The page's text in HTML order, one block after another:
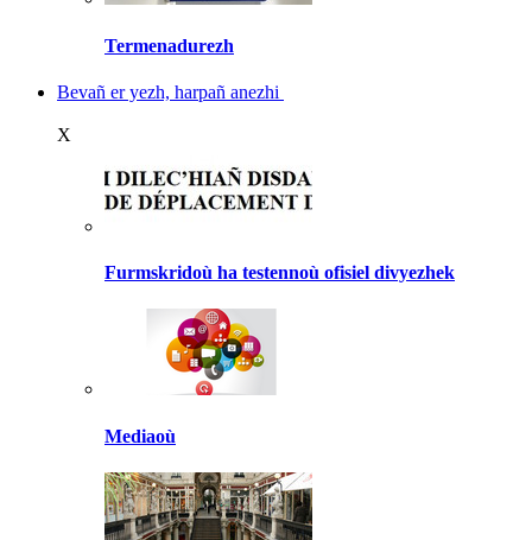
Termenadurezh
Bevañ er yezh, harpañ anezhi
X
Furmskridoù ha testennoù ofisiel divyezhek
Mediaoù